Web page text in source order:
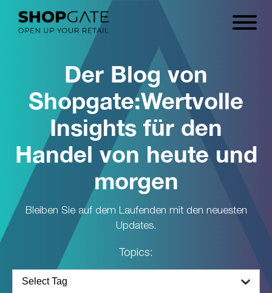
Der Blog von
Shopgate:Wertvolle
Insights für den
Handel von heute und
morgen
Bleiben Sie auf dem Laufenden mit den neuesten
Updates.
Topics: